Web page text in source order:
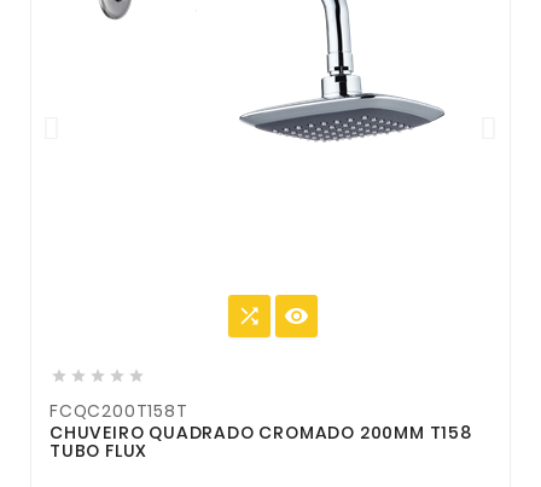
 
    
FCQC200T158T
CHUVEIRO QUADRADO CROMADO 200MM T158
TUBO FLUX